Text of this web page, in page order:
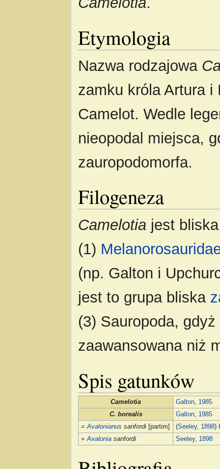
Etymologia
Nazwa rodzajowa
zamku króla Artura i
Camelot. Wedle
nieopodal miejsca,
zauropodomorfa.
Filogeneza
Camelotia jest
(1)
(np. Galton i
jest to grupa bliska
(3) Sauropoda,
zaawansowana niż
Spis gatunków
Camelotia Galton
1985
C. borealis
Galton
1985
=Avalonianus sanfordi [partim] (Seeley, 1898)
=Avalonia sanfordi Seeley, 1898